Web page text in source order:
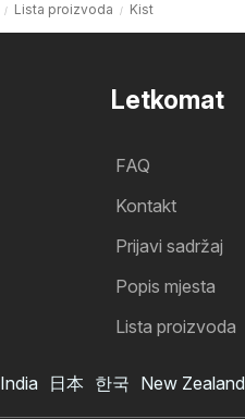
Lista proizvoda Kist
Letkomat
FAQ
Kontakt
Prijavi sadržaj
Popis mjesta
Lista proizvoda
India 日本 한국 New Zealand